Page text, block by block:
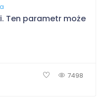
Ten parametr może
7498